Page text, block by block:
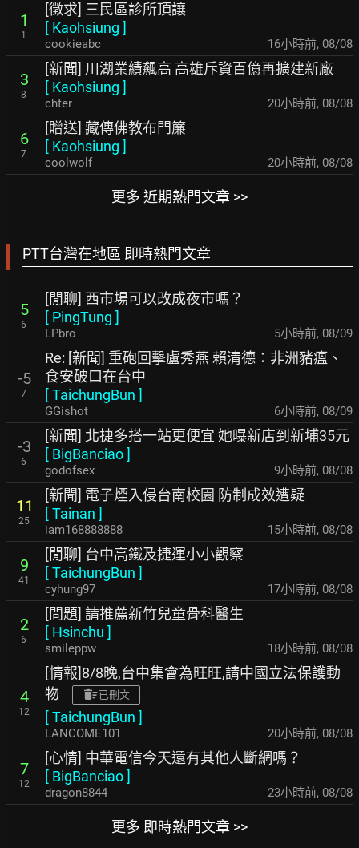
1
1
[徵求] 三民區診所頂讓
[ Kaohsiung ]
cookieabc 16小時前, 08/08
3
8
[新聞] 川湖業績飆高 高雄斥資百億再擴建新廠
[ Kaohsiung ]
chter 20小時前, 08/08
6
7
[贈送] 藏傳佛教布門簾
[ Kaohsiung ]
coolwolf 20小時前, 08/08
更多 近期熱門文章 >>
PTT台灣在地區 即時熱門文章
5
6
[閒聊] 西市場可以改成夜市嗎？
[ PingTung ]
LPbro 5小時前, 08/09
-5
7
Re: [新聞] 重砲回擊盧秀燕 賴清德：非洲豬瘟、
食安破口在台中
[TaichungBun ]
GGishot 6小時前, 08/09
-3
6
[新聞] 北捷多搭一站更便宜 她曝新店到新埔35元
[ BigBanciao]
godofsex 9小時前, 08/08
11
25
[新聞] 電子煙入侵台南校園 防制成效遭疑
[Tainan ]
iam168888888 15小時前, 08/08
9
41
[閒聊] 台中高鐵及捷運小小觀察
[TaichungBun ]
cyhung97 17小時前, 08/08
2
6
[問題] 請推薦新竹兒童骨科醫生
[ Hsinchu ]
smileppw 18小時前, 08/08
4
12
[情報]8/8晚,台中集會為旺旺,請中國立法保護動
物
已刪文
[TaichungBun ]
LANCOME101 20小時前, 08/08
7
12
[心情] 中華電信今天還有其他人斷網嗎？
[ BigBanciao]
dragon8844 23小時前, 08/08
更多 即時熱門文章 >>